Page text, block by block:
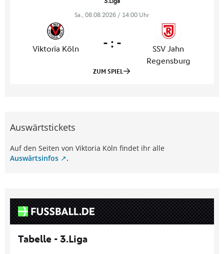
Auswärtstickets
Auf den Seiten von Viktoria Köln findet ihr alle
Auswärtsinfos
.